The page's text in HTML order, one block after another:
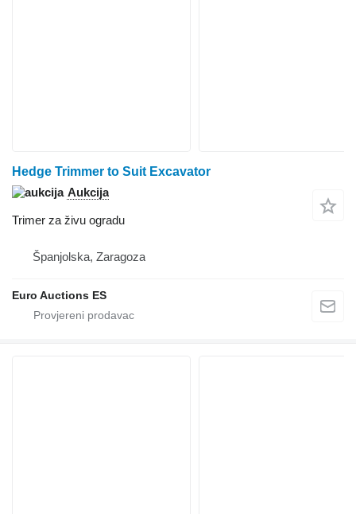
Hedge Trimmer to Suit Excavator
Aukcija
Trimer za živu ogradu
Španjolska, Zaragoza
Euro Auctions ES